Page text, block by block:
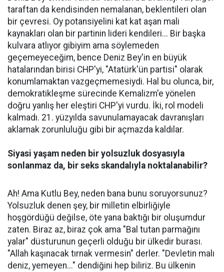
taraftan da kendisinden nemalanan, beklentileri olan
bir çevresi. Oy potansiyelini kat kat aşan mali
kaynakları olan bir partinin lideri kendileri... Bir başka
kulvara atlıyor gibiyim ama söylemeden
geçemeyeceğim, bence Deniz Bey'in en büyük
hatalarından birisi CHP'yi, "Atatürk'ün partisi" olarak
konumlamaktan vazgeçmemesiydi. Hal bu olunca, bir,
demokratikleşme sürecinde Kemalizm'e yönelen
doğru yanlış her eleştiri CHP'yi vurdu. İki, rol modeli
kalmadı. 21. yüzyılda savunulamayacak davranışları
aklamak zorunluluğu gibi bir açmazda kaldılar.
Siyasi yaşam neden bir yolsuzluk dosyasıyla
sonlanmaz da, bir seks skandalıyla noktalanabilir?
Ah! Ama Kutlu Bey, neden bana bunu soruyorsunuz?
Yolsuzluk denen şey, bir milletin elbirliğiyle
hoşgördüğü değilse, öte yana baktığı bir oluşumdur
zaten. Biraz az, biraz çok ama "Bal tutan parmağını
yalar" düsturunun geçerli olduğu bir ülkedir burası.
"Allah kaşınacak tırnak vermesin" derler. "Devletin malı
deniz, yemeyen..." dendiğini hep biliriz. Bu ülkenin